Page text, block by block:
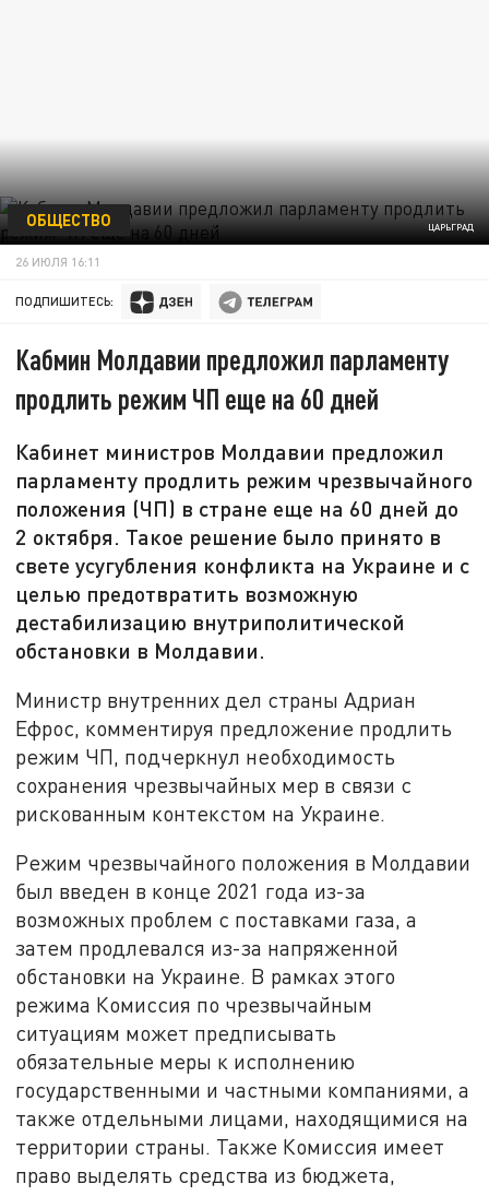
ЦАРЬГРАД
ОБЩЕСТВО
26 ИЮЛЯ 16:11
ПОДПИШИТЕСЬ:
Кабмин Молдавии предложил парламенту
продлить режим ЧП еще на 60 дней
Кабинет министров Молдавии предложил
парламенту продлить режим чрезвычайного
положения (ЧП) в стране еще на 60 дней до
2 октября. Такое решение было принято в
свете усугубления конфликта на Украине и с
целью предотвратить возможную
дестабилизацию внутриполитической
обстановки в Молдавии.
Министр внутренних дел страны Адриан
Ефрос, комментируя предложение продлить
режим ЧП, подчеркнул необходимость
сохранения чрезвычайных мер в связи с
рискованным контекстом на Украине.
Режим чрезвычайного положения в Молдавии
был введен в конце 2021 года из-за
возможных проблем с поставками газа, а
затем продлевался из-за напряженной
обстановки на Украине. В рамках этого
режима Комиссия по чрезвычайным
ситуациям может предписывать
обязательные меры к исполнению
государственными и частными компаниями, а
также отдельными лицами, находящимися на
территории страны. Также Комиссия имеет
право выделять средства из бюджета,